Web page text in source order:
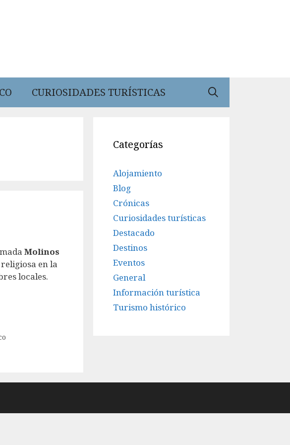
CURIOSIDADES TURÍSTICAS
Molinos
en la
locales.
Categorías
Alojamiento
Blog
Crónicas
Curiosidades turísticas
Destacado
Destinos
Eventos
General
Información turística
Turismo histórico